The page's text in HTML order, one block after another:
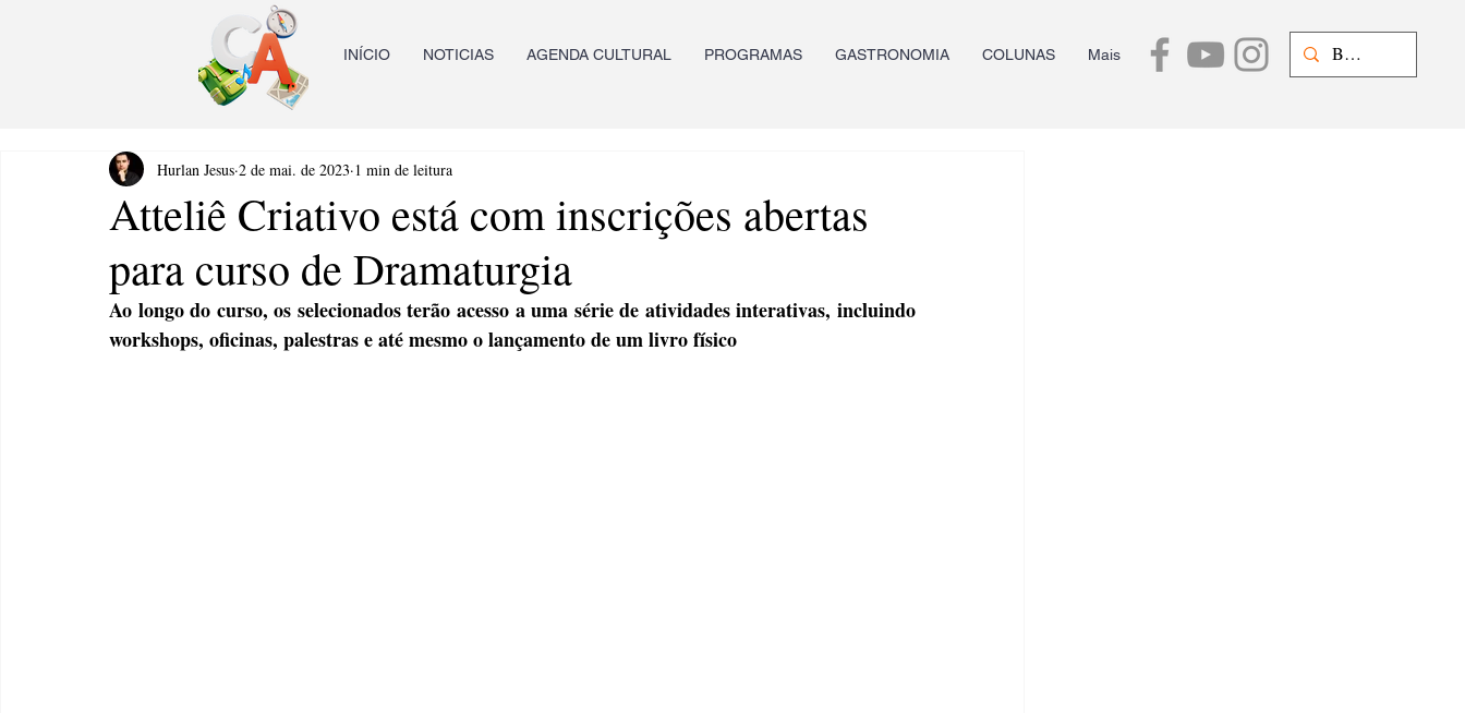
INÍCIO NOTICIAS AGENDA CULTURAL PROGRAMAS GASTRONOMIA COLUNAS Mais
Atteliê Criativo está com inscrições abertas
para curso de Dramaturgia
Hurlan Jesus 2 de mai. de 2023 1 min de leitura
Ao longo do curso, os selecionados terão acesso a uma série de atividades interativas, incluindo
workshops, oficinas, palestras e até mesmo o lançamento de um livro físico